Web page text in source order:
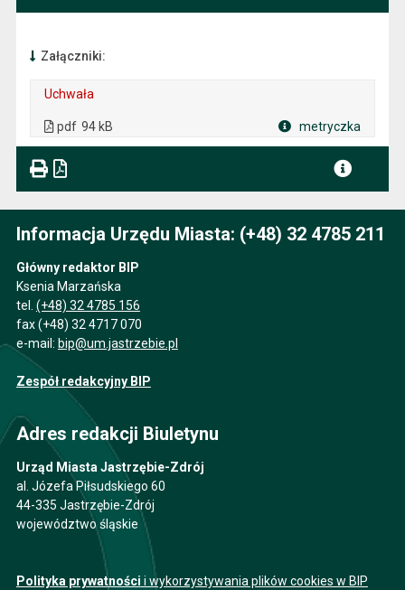
Załączniki:
Uchwała
pdf 94 kB metryczka
Informacja Urzędu Miasta: (+48) 32 4785 211
Główny redaktor BIP
Ksenia Marzańska
tel. (+48) 32 4785 156
fax (+48) 32 4717 070
e-mail: bip@um.jastrzebie.pl
Zespół redakcyjny BIP
Adres redakcji Biuletynu
Urząd Miasta Jastrzębie-Zdrój
al. Józefa Piłsudskiego 60
44-335 Jastrzębie-Zdrój
województwo śląskie
Polityka prywatności i wykorzystywania plików cookies w BIP